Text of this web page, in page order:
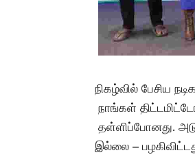
நிகழ்வில் பேசிய
நாங்கள்
தள்ளிப்போனது.
இல்லை –